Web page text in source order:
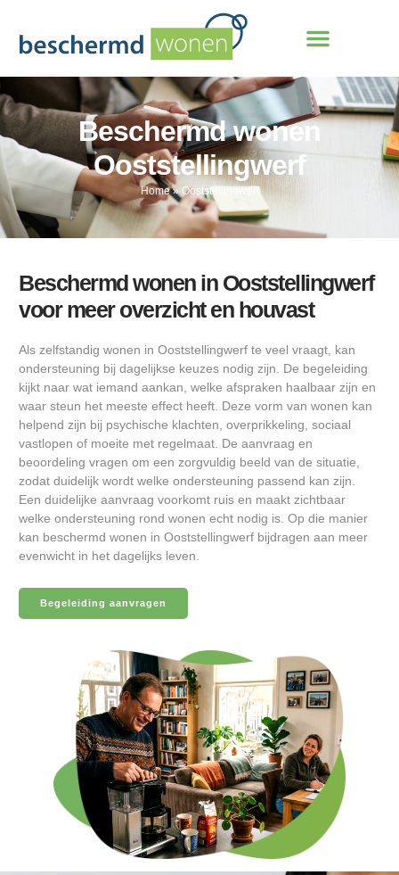
Beschermd wonen
Ooststellingwerf
Home»Ooststellingwerf
Beschermd wonen in Ooststellingwerf
voor meer overzicht en houvast
Als zelfstandig wonen in Ooststellingwerf te veel vraagt, kan
ondersteuning bij dagelijkse keuzes nodig zijn. De begeleiding
kijkt naar wat iemand aankan, welke afspraken haalbaar zijn en
waar steun het meeste effect heeft. Deze vorm van wonen kan
helpend zijn bij psychische klachten, overprikkeling, sociaal
vastlopen of moeite met regelmaat. De aanvraag en
beoordeling vragen om een zorgvuldig beeld van de situatie,
zodat duidelijk wordt welke ondersteuning passend kan zijn.
Een duidelijke aanvraag voorkomt ruis en maakt zichtbaar
welke ondersteuning rond wonen echt nodig is. Op die manier
kan beschermd wonen in Ooststellingwerf bijdragen aan meer
evenwicht in het dagelijks leven.
Begeleiding aanvragen